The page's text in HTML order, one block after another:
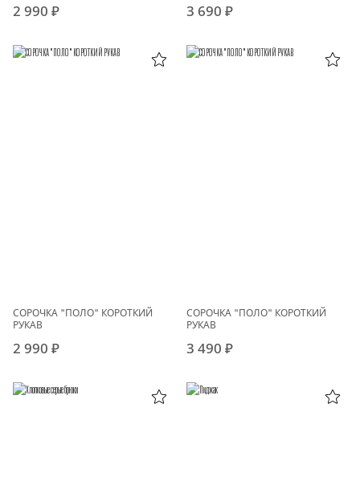
2 990 ₽ 3 690 ₽
СОРОЧКА "ПОЛО" КОРОТКИЙ
РУКАВ
2 990 ₽
СОРОЧКА "ПОЛО" КОРОТКИЙ
РУКАВ
3 490 ₽